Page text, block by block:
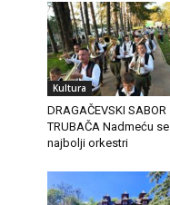
Kultura
DRAGAČEVSKI SABOR
TRUBAČA Nadmeću se
najbolji orkestri